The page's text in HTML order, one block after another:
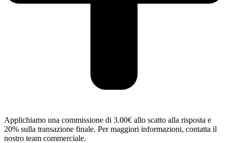
Applichiamo una commissione di 3.00€ allo scatto alla risposta e
20% sulla transazione finale. Per maggiori informazioni, contatta il
nostro team commerciale.